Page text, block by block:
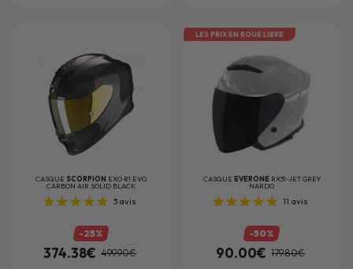
CASQUE SCORPION EXO R1 EVO
CARBON AIR SOLID BLACK
3 avis
-25%
374.38€ 499.90€
LES PRIX EN ROUE LIBRE
CASQUE EVERONE RX31-JET GREY
NARDO
11 avis
-50%
90.00€ 179.80€